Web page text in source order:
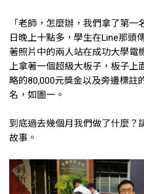
「老師，怎麼辦，我們拿了第一
日晚上十點多，學生在Line那頭
著照片中的兩人站在成功大學電
上拿著一個超級大板子，板子上
略的80,000元獎金以及旁邊標註
名，如圖一。
到底過去幾個月我們做了什麼？
故事。